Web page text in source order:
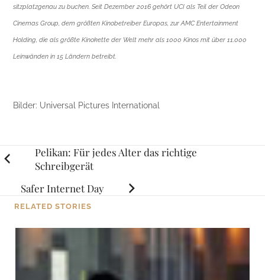
sitzplatzgenau zu buchen. Seit Dezember 2016 gehört UCI als Teil der Odeon
Cinemas Group, dem größten Kinobetreiber Europas, zur AMC Entertainment
Holding, die als größte Kinokette der Welt mehr als 1000 Kinos mit über 11.000
Leinwänden in 15 Ländern betreibt.
Bilder: Universal Pictures International
Posts
navigation
Pelikan: Für jedes Alter das richtige
Schreibgerät
Safer Internet Day
RELATED STORIES